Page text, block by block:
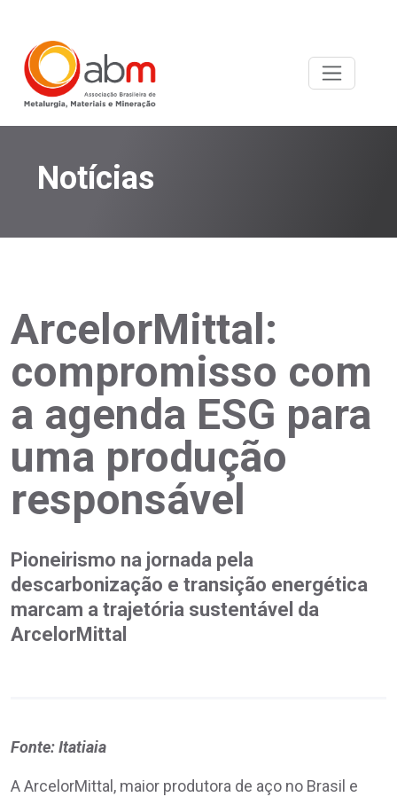
Notícias
ArcelorMittal:
compromisso com
a agenda ESG para
uma produção
responsável
Pioneirismo na jornada pela
descarbonização e transição energética
marcam a trajetória sustentável da
ArcelorMittal
Fonte: Itatiaia
A ArcelorMittal, maior produtora de aço no Brasil e